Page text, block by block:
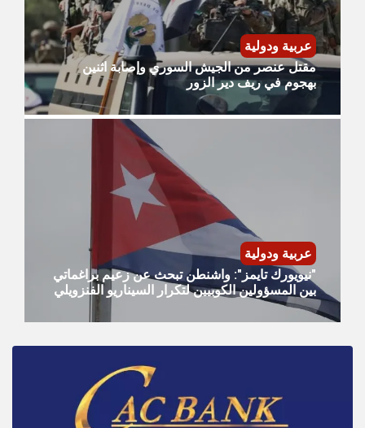
عربية ودولية
مقتل عنصر من الجيش السوري وإصابة اثنين
بهجوم في ريف دير الزور
عربية ودولية
"نيويورك تايمز": واشنطن تبحث عن زعيم براغماتي
بين المسؤولين الكوبيين لتكرار السيناريو الفنزويلي